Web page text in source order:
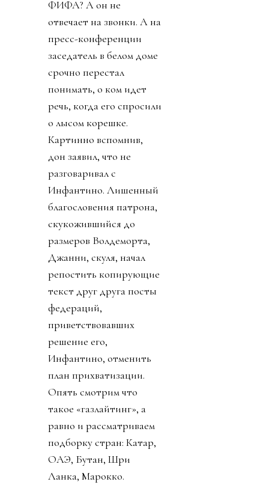
ФИФА? А он не
отвечает на звонки. А на
пресс-конференции
заседатель в белом доме
срочно перестал
понимать, о ком идет
речь, когда его спросили
о лысом корешке.
Картинно вспомнив,
дон заявил, что не
разговаривал с
Инфантино. Лишенный
благословения патрона,
скукожившийся до
размеров Волдеморта,
Джанни, скуля, начал
репостить копирующие
текст друг друга посты
федераций,
приветствовавших
решение его,
Инфантино, отменить
план прихватизации.
Опять смотрим что
такое «газлайтинг», а
равно и рассматриваем
подборку стран: Катар,
ОАЭ, Бутан, Шри
Ланка, Марокко.